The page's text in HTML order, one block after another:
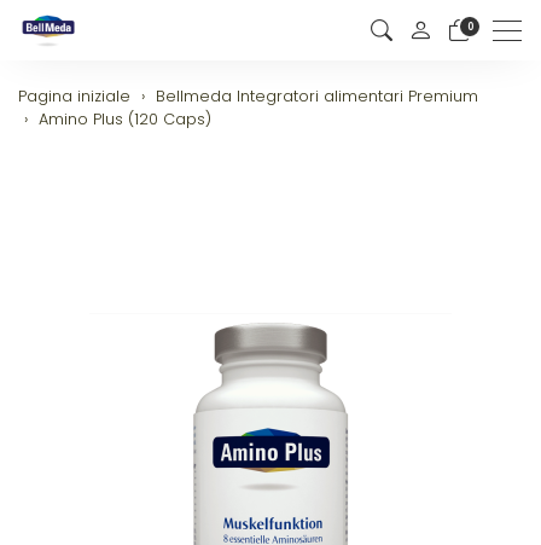
0
Pagina iniziale
Bellmeda Integratori alimentari Premium
Amino Plus (120 Caps)